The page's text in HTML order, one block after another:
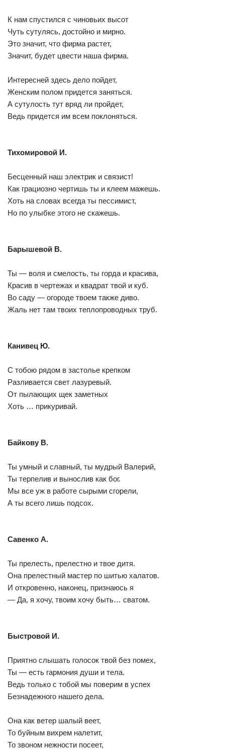
К нам спустился с чиновьих высот
Чуть сутулясь, достойно и мирно.
Это значит, что фирма растет,
Значит, будет цвести наша фирма.
Интересней здесь дело пойдет,
Женским полом придется заняться.
А сутулость тут вряд ли пройдет,
Ведь придется им всем поклоняться.
Тихомировой И.
Бесценный наш электрик и связист!
Как грациозно чертишь ты и клеем мажешь.
Хоть на словах всегда ты пессимист,
Но по улыбке этого не скажешь.
Барышевой В.
Ты — воля и смелость, ты горда и красива,
Красив в чертежах и квадрат твой и куб.
Во саду — огороде твоем также диво.
Жаль нет там твоих теплопроводных труб.
Канивец Ю.
С тобою рядом в застолье крепком
Разливается свет лазуревый.
От пылающих щек заметных
Хоть … прикуривай.
Байкову В.
Ты умный и славный, ты мудрый Валерий,
Ты терпелив и вынослив как бог.
Мы все уж в работе сырыми сгорели,
А ты всего лишь подсох.
Савенко А.
Ты прелесть, прелестно и твое дитя.
Она прелестный мастер по шитью халатов.
И откровенно, наконец, признаюсь я
— Да, я хочу, твоим хочу быть… сватом.
Быстровой И.
Приятно слышать голосок твой без помех,
Ты — есть гармония души и тела.
Ведь только с тобой мы поверим в успех
Безнадежного нашего дела.
Она как ветер шалый веет,
То буйным вихрем налетит,
То звоном нежности посеет,